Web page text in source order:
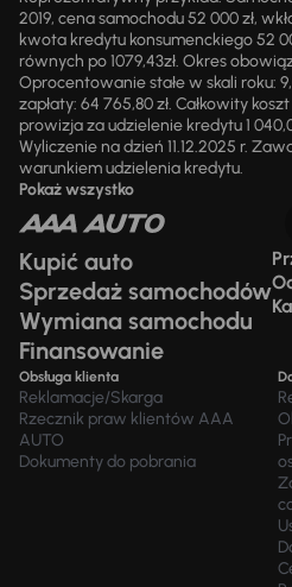
2019, cena samochodu 52 000 zł,
kwota kredytu konsumenckiego 52
równych po 1079,43zł. Okres
Oprocentowanie stałe w skali roku:
zapłaty: 64 765,80 zł. Całkowity
prowizja za udzielenie kredytu 1
Wyliczenie na dzień 11.12.2025 r.
warunkiem udzielenia kredytu.
Pokaż wszystko
Kupić auto
Sprzedaż samochodów
Wymiana samochodu
Finansowanie
Obsługa klienta
Reklamacje/Skarga
Rzecznik praw klientów AAA
AUTO
Dokumenty do pobrania